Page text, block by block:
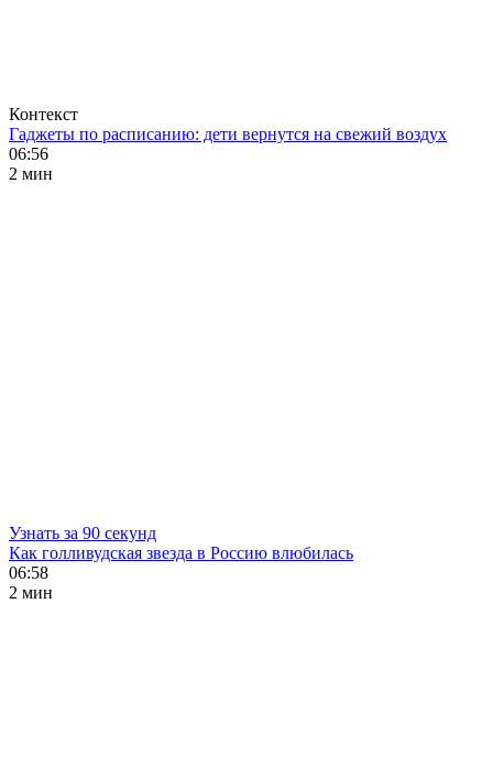
Контекст
Гаджеты по расписанию: дети вернутся на свежий воздух
06:56
2 мин
Узнать за 90 секунд
Как голливудская звезда в Россию влюбилась
06:58
2 мин